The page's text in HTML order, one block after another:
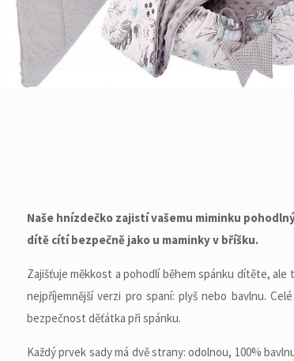
Naše hnízdečko zajistí vašemu miminku
dítě cítí bezpečně jako u maminky v bříšku.
Zajišťuje měkkost a pohodlí během spánku dítěte,
nejpříjemnější verzi pro spaní: plyš nebo bavlnu.
bezpečnost děťátka při spánku.
Každý prvek sady má dvě strany: odolnou, 100%